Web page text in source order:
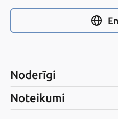
Noderīgi
Noteikumi